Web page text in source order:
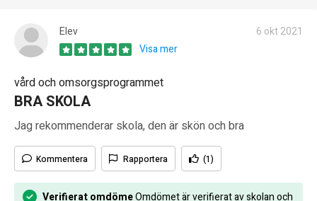
Elev
6 okt 2021
Visa mer
vård och omsorgsprogrammet
BRA SKOLA
Jag rekommenderar skola, den är skön och bra
Kommentera Rapportera (1)
Verifierat omdömeOmdömet är verifierat av skolan och